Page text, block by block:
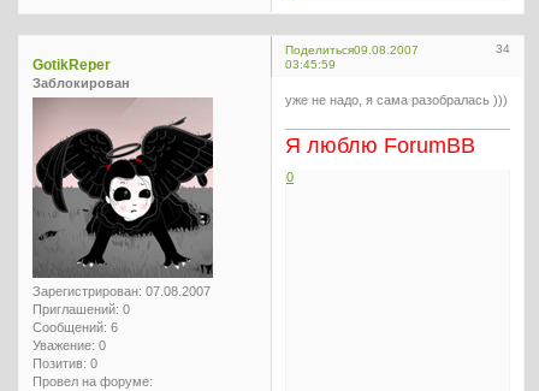
Поделиться 34
09.08.2007
03:45:59
GotikReper
Заблокирован
Зарегистрирован: 07.08.2007
Приглашений: 0
Сообщений: 6
Уважение: 0
Позитив: 0
Провел на форуме:
уже не надо, я сама разобралась )))
Я люблю ForumBB
0